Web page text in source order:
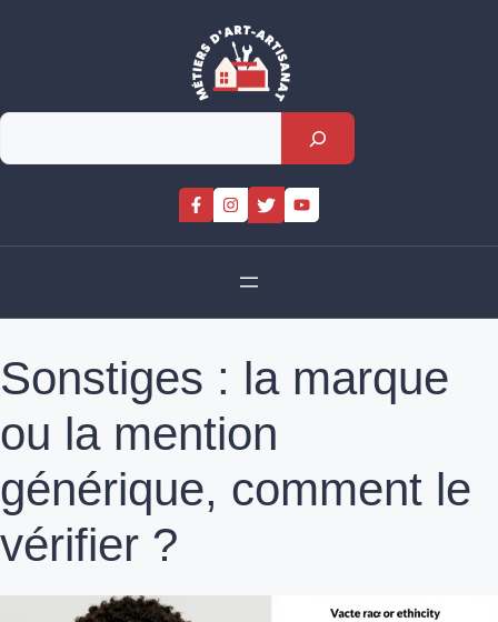
Rechercher
Sonstiges : la marque
ou la mention
générique, comment le
vérifier ?